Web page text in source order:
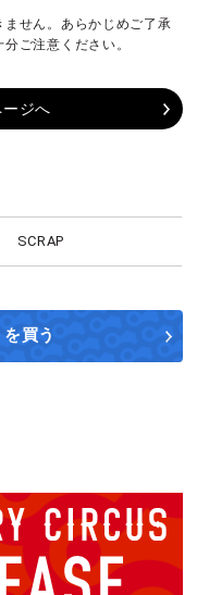
せん。あらかじめご了承
ご注意ください。
ジへ
SCRAP
買う